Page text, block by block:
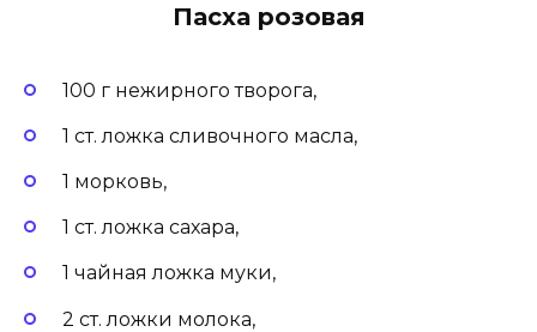
Пасха розовая
100 г нежирного творога,
1 ст. ложка сливочного масла,
1 морковь,
1 ст. ложка сахара,
1 чайная ложка муки,
2 ст. ложки молока,